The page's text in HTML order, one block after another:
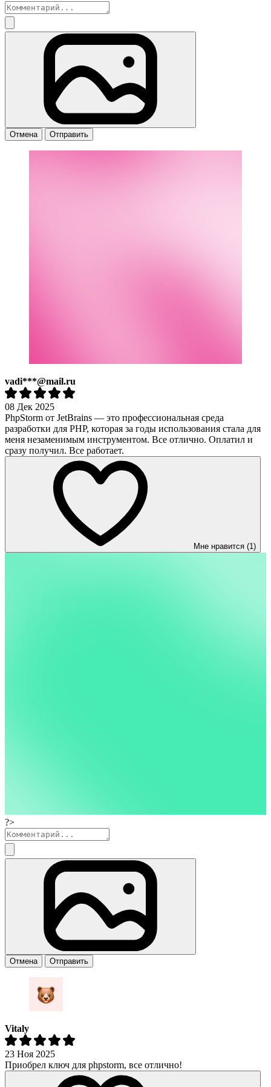
Отмена Отправить
vadi***@mail.ru
08 Дек 2025
PhpStorm от JetBrains — это профессиональная среда
разработки для PHP, которая за годы использования стала для
меня незаменимым инструментом. Все отлично. Оплатил и
сразу получил. Все работает.
Мне нравится (1)
?>
Отмена Отправить
Vitaly
23 Ноя 2025
Приобрел ключ для phpstorm, все отлично!